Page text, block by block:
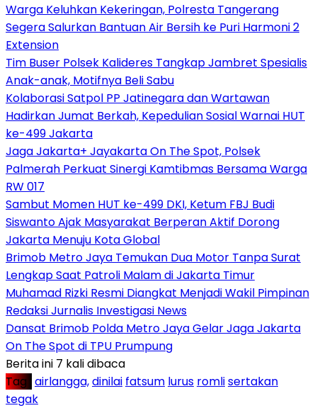
Warga Keluhkan Kekeringan, Polresta Tangerang
Segera Salurkan Bantuan Air Bersih ke Puri Harmoni 2
Extension
Tim Buser Polsek Kalideres Tangkap Jambret Spesialis
Anak-anak, Motifnya Beli Sabu
Kolaborasi Satpol PP Jatinegara dan Wartawan
Hadirkan Jumat Berkah, Kepedulian Sosial Warnai HUT
ke-499 Jakarta
Jaga Jakarta+ Jayakarta On The Spot, Polsek
Palmerah Perkuat Sinergi Kamtibmas Bersama Warga
RW 017
Sambut Momen HUT ke-499 DKI, Ketum FBJ Budi
Siswanto Ajak Masyarakat Berperan Aktif Dorong
Jakarta Menuju Kota Global
Brimob Metro Jaya Temukan Dua Motor Tanpa Surat
Lengkap Saat Patroli Malam di Jakarta Timur
Muhamad Rizki Resmi Diangkat Menjadi Wakil Pimpinan
Redaksi Jurnalis Investigasi News
Dansat Brimob Polda Metro Jaya Gelar Jaga Jakarta
On The Spot di TPU Prumpung
Berita ini 7 kali dibaca
Tag : airlangga,dinilai fatsum lurus romlisertakan
tegak